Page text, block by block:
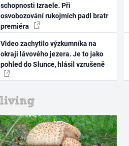
schopnosti Izraele. Při
osvobozování rukojmích padl bratr
premiéra
Video zachytilo výzkumníka na
okraji lávového jezera. Je to jako
pohled do Slunce, hlásil vzrušeně